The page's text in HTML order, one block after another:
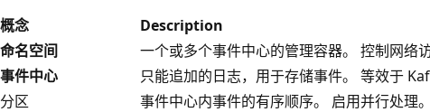
概念
Description
命名空间
一个或多个事件中心的管理容器。 控制网络
事件中心
只能追加的日志，用于存储事件。 等效于
分区
事件中心内事件的有序顺序。 启用并行处理。